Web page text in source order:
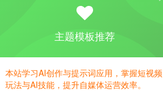
主题模板推荐
本站学习AI创作与提示词应用，掌握短视频
玩法与AI技能，提升自媒体运营效率。